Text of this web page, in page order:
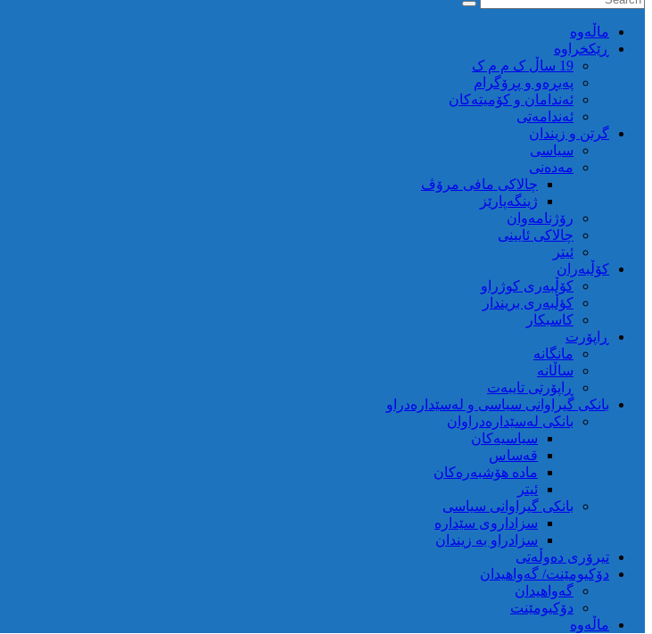
ماڵه‌وه‌
ڕێکخراوە
19 ساڵ ک م م ک
پەیڕەو و پڕۆگرام
ئەندامان و کۆمیتەکان
ئەندامەتی
گرتن و زیندان
سیاسی
مەدەنی
چالاکی مافی مرۆڤ
ژینگەپارێز
رۆژنامەوان
چالاکی ئایینی
ئیتر
کۆڵبەران
کۆڵبەری کوژراو
کؤڵبەری بریندار
کاسبکار
ڕاپۆرت
مانگانە
ساڵانە
ڕاپۆرتی تایبەت
بانکی گیراوانی سیاسی و لەسێدارەدراو
بانکی لەسێدارەدراوان
سیاسیەکان
قەساس
مادە هۆشبەرەکان
ئیتر
بانکی گیراوانی سیاسی
سزاداروی سێدارە
سزادراو بە زیندان
تیرۆری دەوڵەتی
دۆکیومێنت/ گەواهیدان
گەواهیدان
دۆکیومێنت
ماڵەوە